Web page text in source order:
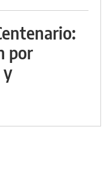
por
y